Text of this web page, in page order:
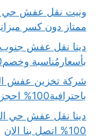
ممتاز دون كسر
دينا نقل عفش
بأسعارمُناسبة وخصم20%..اتصل الـأن
شركة تخزين عفش
باحترافية100% احجز الآن بـ20%خصم فوري
دينا نقل عفش حي
100% اتصل بنا الان